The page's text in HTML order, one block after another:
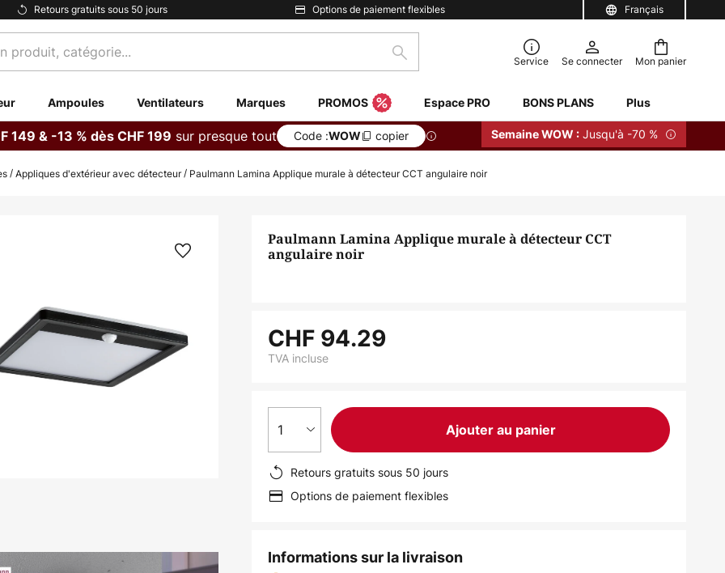
Français
Retours gratuits sous 50 jours Options de paiement flexibles
Mon panier
Rechercher Service Se connecter
Ampoules Ventilateurs Marques PROMOS Espace PRO BONS PLANS Plus
149 & -13 % dès CHF 199 sur presque tout Code :WOW copier Semaine WOW : Jusqu'à -70 %
Appliques d'extérieur avec détecteur Paulmann Lamina Applique murale à détecteur CCT angulaire noir
Paulmann Lamina Applique murale à détecteur CCT
angulaire noir
CHF 94.29
TVA incluse
1 Ajouter au panier
Retours gratuits sous 50 jours
Options de paiement flexibles
Informations sur la livraison